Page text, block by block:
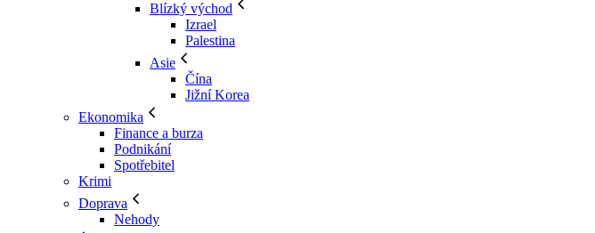
Blízký východ
Izrael
Palestina
Asie
Čína
Jižní Korea
Ekonomika
Finance a burza
Podnikání
Spotřebitel
Krimi
Doprava
Nehody